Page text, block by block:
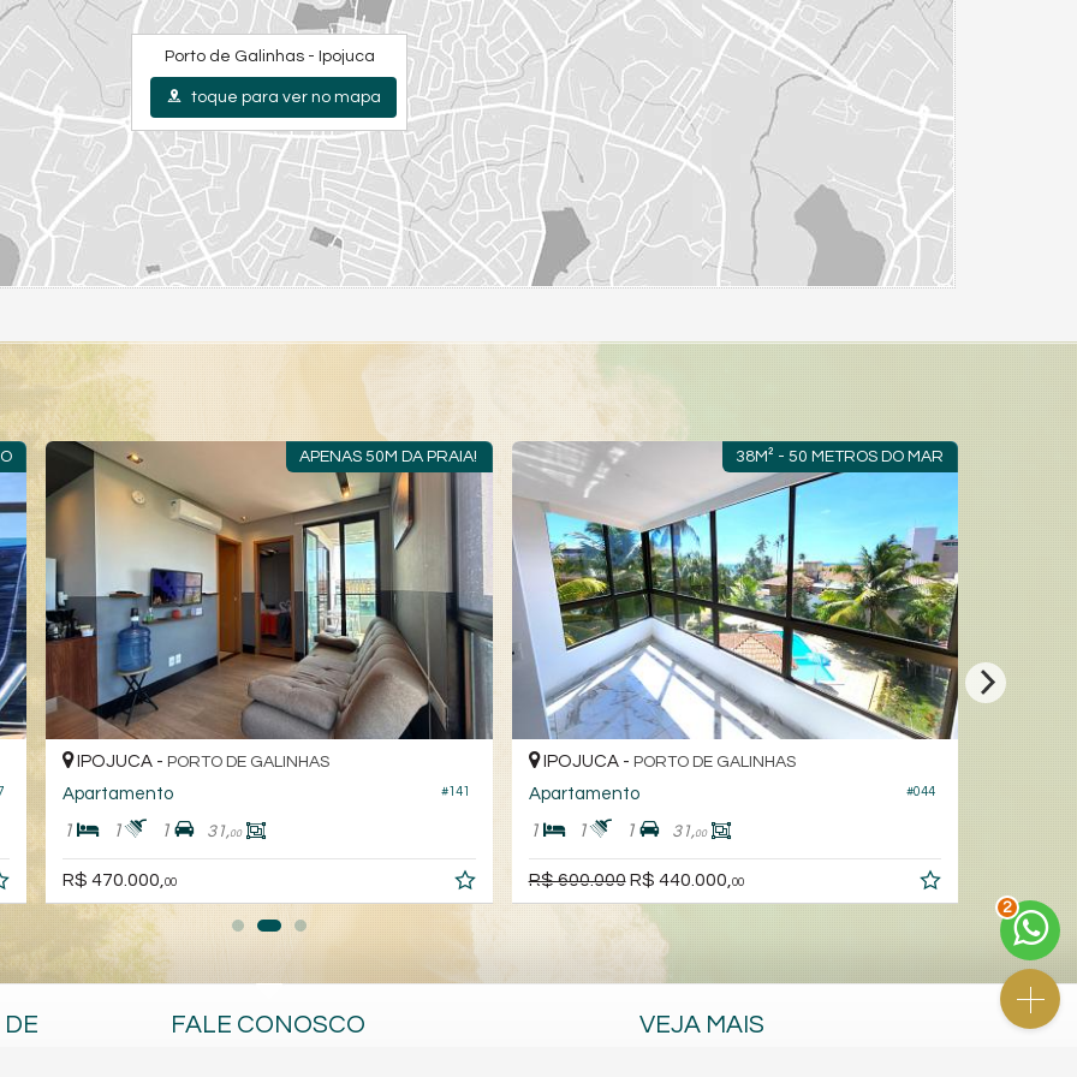
Porto de Galinhas - Ipojuca
toque para ver no mapa
APENAS 50M DA PRAIA!
#141
IPOJUCA - PORTO DE GALINHAS
Apartamento
1 1 1 31,00
R$ 470.000,00
38M² - 50 METROS DO MAR
#044
IPOJUCA - PORTO DE GALINHAS
Apartamento
1 1 1 31,00
R$ 600.000 R$ 440.000, 00
FALE CONOSCO VEJA MAIS
2